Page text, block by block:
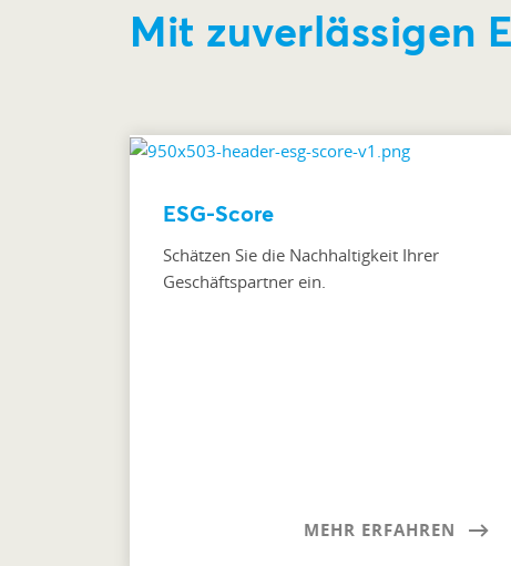
Mit zuverlässigen
ESG-Score
Schätzen Sie die Nachhaltigkeit Ihrer
Geschäftspartner ein.
MEHR ERFAHREN